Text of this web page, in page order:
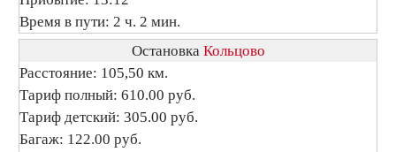
Время в пути: 2 ч. 2 мин.
Остановка Кольцово
Расстояние: 105,50 км.
Тариф полный: 610.00 руб.
Тариф детский: 305.00 руб.
Багаж: 122.00 руб.